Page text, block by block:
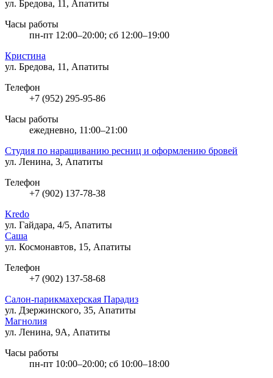
ул. Бредова, 11, Апатиты
Часы работы
пн-пт 12:00–20:00; сб 12:00–19:00
Кристина
ул. Бредова, 11, Апатиты
Телефон
+7 (952) 295-95-86
Часы работы
ежедневно, 11:00–21:00
Студия по наращиванию ресниц и оформлению бровей
ул. Ленина, 3, Апатиты
Телефон
+7 (902) 137-78-38
Kredo
ул. Гайдара, 4/5, Апатиты
Саша
ул. Космонавтов, 15, Апатиты
Телефон
+7 (902) 137-58-68
Салон-парикмахерская Парадиз
ул. Дзержинского, 35, Апатиты
Магнолия
ул. Ленина, 9А, Апатиты
Часы работы
пн-пт 10:00–20:00; сб 10:00–18:00